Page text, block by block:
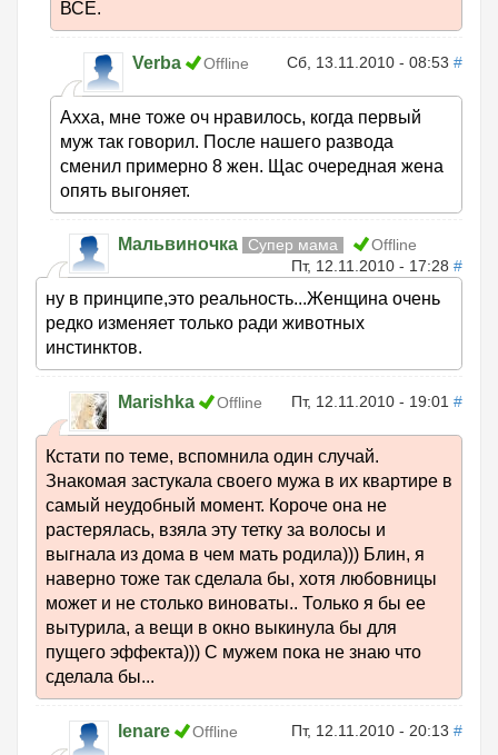
ВСЕ.
Verba Offline Сб, 13.11.2010 - 08:53 #
Ахха, мне тоже оч нравилось, когда первый
муж так говорил. После нашего развода
сменил примерно 8 жен. Щас очередная жена
опять выгоняет.
Мальвиночка Супер мама
Offline
Пт, 12.11.2010 - 17:28 #
ну в принципе,это реальность...Женщина очень
редко изменяет только ради животных
инстинктов.
Marishka Offline Пт, 12.11.2010 - 19:01 #
Кстати по теме, вспомнила один случай.
Знакомая застукала своего мужа в их квартире в
самый неудобный момент. Короче она не
растерялась, взяла эту тетку за волосы и
выгнала из дома в чем мать родила))) Блин, я
наверно тоже так сделала бы, хотя любовницы
может и не столько виноваты.. Только я бы ее
вытурила, а вещи в окно выкинула бы для
пущего эффекта))) С мужем пока не знаю что
сделала бы...
lenare Offline Пт, 12.11.2010 - 20:13 #